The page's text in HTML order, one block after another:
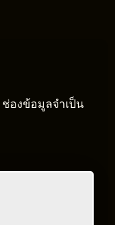
ช่องข้อมูลจำเป็น